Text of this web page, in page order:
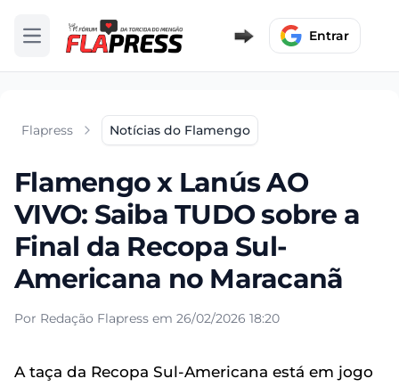
Abrir menu Entrar
Flapress Notícias do Flamengo
Flamengo x Lanús AO
VIVO: Saiba TUDO sobre a
Final da Recopa Sul-
Americana no Maracanã
Por Redação Flapress em 26/02/2026 18:20
A taça da Recopa Sul-Americana está em jogo